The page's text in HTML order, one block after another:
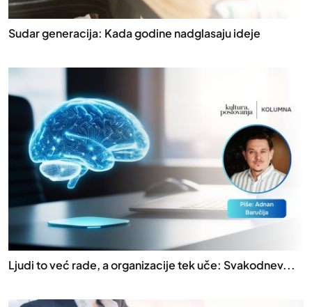
Sudar generacija: Kada godine nadglasaju ideje
Ljudi to već rade, a organizacije tek uče: Svakodnev...